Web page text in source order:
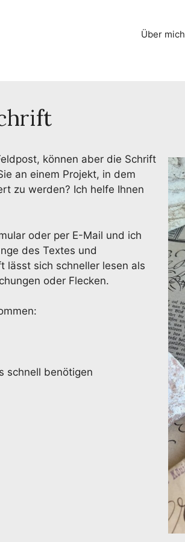
Über mich
können aber die Schrift
an einem Projekt, in dem
zu werden? Ich helfe Ihnen
oder per E-Mail und ich
des Textes und
lässt sich schneller lesen als
oder Flecken.
schnell benötigen